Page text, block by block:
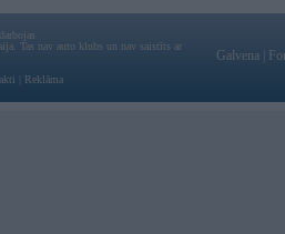
Tas nav auto klubs un nav saistīts ar
Reklāma
Galvena